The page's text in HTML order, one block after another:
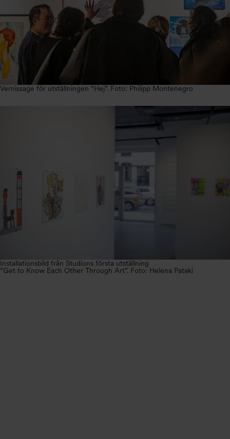
Vernissage för utställningen ”Hej”. Foto: Philipp Montenegro
Installationsbild från Studions första utställning
”Get to Know Each Other Through Art”. Foto: Helena Pataki